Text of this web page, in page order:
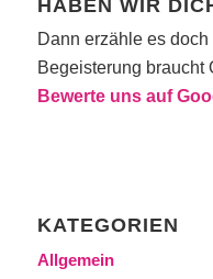
HABEN WIR
Dann erzähle es doch
Begeisterung braucht
Bewerte uns auf
KATEGORIEN
Allgemein